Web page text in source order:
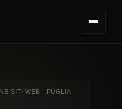
SITI WEB
PUGLIA